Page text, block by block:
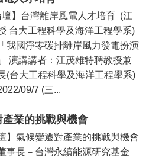
】台灣離岸風電人才培育 (江
台大工程科學及海洋工程學系)
我國淨零碳排離岸風力發電扮演
演講講者：江茂雄特聘教授兼
(台大工程科學及海洋工程學系)
09/7 (三...
業的挑戰與機會
】氣候變遷對產業的挑戰與機會
事長－台灣永續能源研究基金